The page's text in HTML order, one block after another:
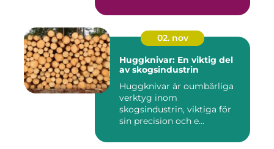
02. nov
Huggknivar: En viktig del
av skogsindustrin
Huggknivar är oumbärliga
verktyg inom
skogsindustrin, viktiga för
sin precision och e...